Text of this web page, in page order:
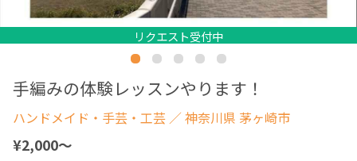
リクエスト受付中
リクエスト受付中
リクエスト受付中
リクエスト受付中
リクエスト受付中
リクエスト受付中
手編みの体験レッスンやります！
ハンドメイド・手芸・工芸 ／ 神奈川県 茅ヶ崎市
¥2,000〜